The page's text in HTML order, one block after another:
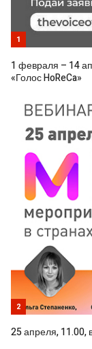
1
1 февраля – 14
«Голос HoReCa»
2
25 апреля, 11.00,